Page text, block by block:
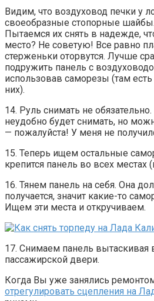
Видим, что воздуховод печки у
своеобразные стопорные
Пытаемся их снять в надежде,
место? Не советую! Все равно
стерженьки оторвутся. Лучше
подружить панель с
использовав саморезы (там
них).
14. Руль снимать не
неудобно будет снимать, но
— пожалуйста! У меня не
15. Теперь ищем остальные
крепится панель во всех местах
16. Тянем панель на себя. Она
получается, значит какие-то
Ищем эти места и откручиваем.
17. Снимаем панель
пассажирской двери.
Когда Вы уже занялись
отрегулировать сцепления на